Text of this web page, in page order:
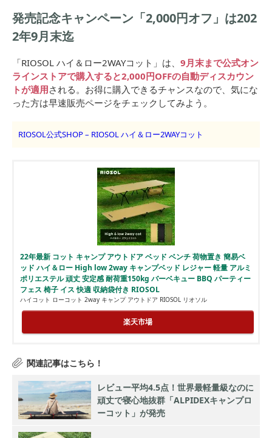
発売記念キャンペーン「2,000円オフ」は202
2年9月末迄
「RIOSOL ハイ＆ロー2WAYコット」は、 9月末まで公式オン
ラインストアで購入すると2,000円OFFの自動ディスカウン
トが適用される。お得に購入できるチャンスなので、気にな
った方は早速販売ページをチェックしてみよう。
RIOSOL公式SHOP – RIOSOL ハイ＆ロー2WAYコット
22年最新 コット キャンプ アウトドア ベッド ベンチ 荷物置き 簡易ベ
ッド ハイ＆ロー High low 2way キャンプベッド レジャー 軽量 アルミ
ポリエステル 頑丈 安定感 耐荷重150kg バーベキュー BBQ パーティー
フェス 椅子 イス 快適 収納袋付き RIOSOL
ハイコット ローコット 2way キャンプ アウトドア RIOSOL リオソル
楽天市場
レビュー平均4.5点！世界最軽量級なのに
頑丈で寝心地抜群「ALPIDEXキャンプロ
ーコット」が発売